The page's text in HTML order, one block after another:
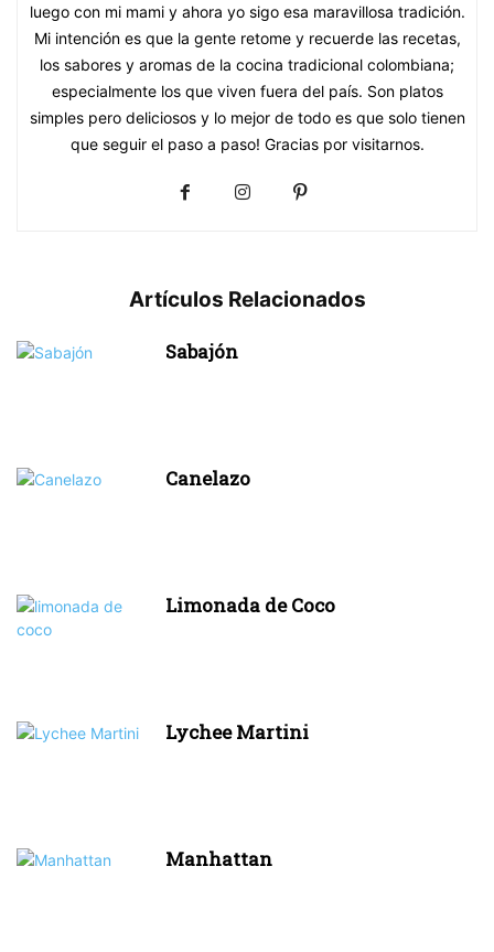
luego con mi mami y ahora yo sigo esa maravillosa tradición.
Mi intención es que la gente retome y recuerde las recetas,
los sabores y aromas de la cocina tradicional colombiana;
especialmente los que viven fuera del país. Son platos
simples pero deliciosos y lo mejor de todo es que solo tienen
que seguir el paso a paso! Gracias por visitarnos.
Artículos Relacionados
Sabajón
Canelazo
Limonada de Coco
Lychee Martini
Manhattan